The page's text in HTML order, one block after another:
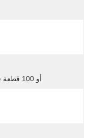
50 أو 100 قطعة في كل علبة، 2000 قطعة في الكرتون